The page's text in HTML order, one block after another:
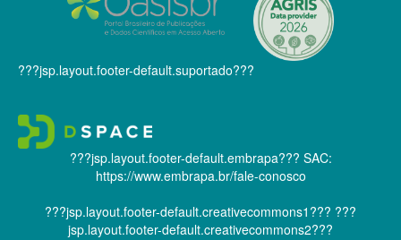
???jsp.layout.footer-default.suportado???
???jsp.layout.footer-default.embrapa??? SAC:
https://www.embrapa.br/fale-conosco
???jsp.layout.footer-default.creativecommons1??? ???
jsp.layout.footer-default.creativecommons2???